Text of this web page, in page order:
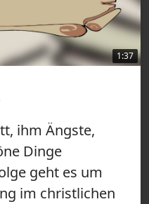
1:37
ihm Ängste,
Dinge
geht es um
im christlichen